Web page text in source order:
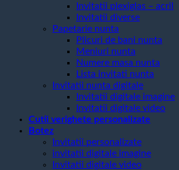
Invitatii plexiglas – acril
Invitatii diverse
Papetarie nunta
Plicuri de bani nunta
Meniuri nunta
Numere masa nunta
Lista invitati nunta
Invitatii nunta digitale
Invitatii digitale imagine
Invitatii digitale video
Cutii verighete personalizate
Botez
Invitatii personalizate
invitatii digitale imagine
Invitatii digitale video